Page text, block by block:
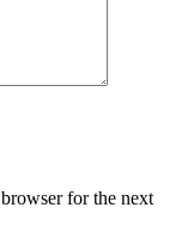
for the next